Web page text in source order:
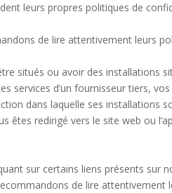
leurs propres politiques de
de lire attentivement leurs
situés ou avoir des installations
services d’un fournisseur tiers,
dans laquelle ses installations
redirigé vers le site web ou
sur certains liens présents sur
de lire attentivement